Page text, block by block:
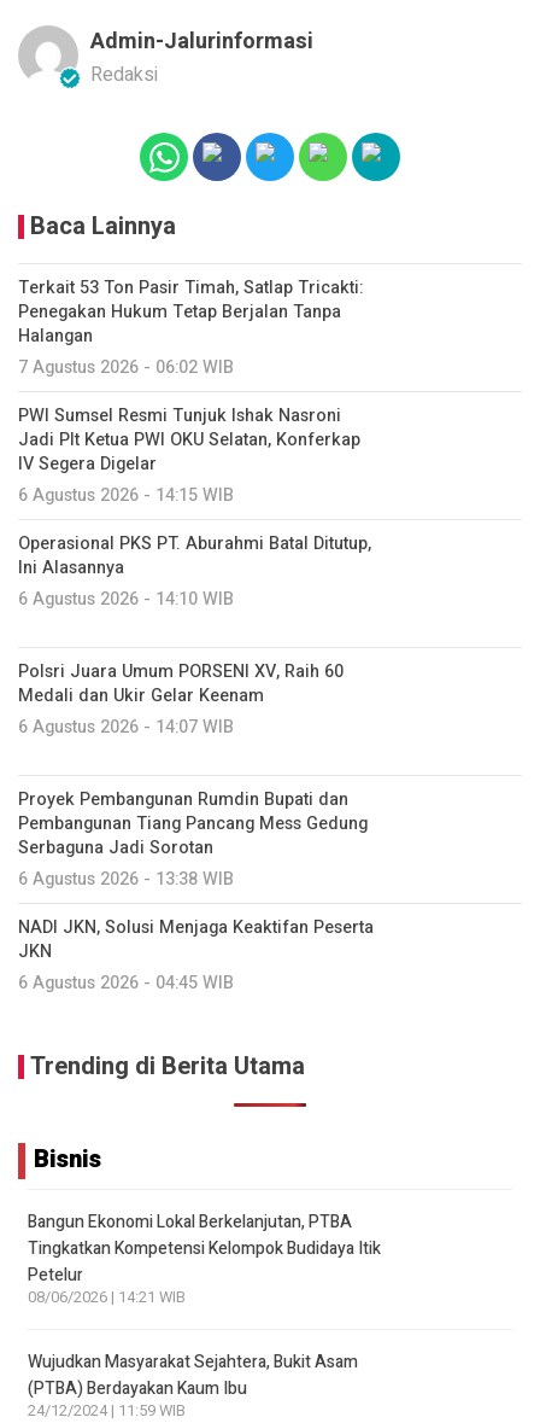
Admin-Jalurinformasi
Redaksi
Baca Lainnya
Terkait 53 Ton Pasir Timah, Satlap Tricakti:
Penegakan Hukum Tetap Berjalan Tanpa
Halangan
7 Agustus 2026 - 06:02 WIB
PWI Sumsel Resmi Tunjuk Ishak Nasroni
Jadi Plt Ketua PWI OKU Selatan, Konferkap
IV Segera Digelar
6 Agustus 2026 - 14:15 WIB
Operasional PKS PT. Aburahmi Batal Ditutup,
Ini Alasannya
6 Agustus 2026 - 14:10 WIB
Polsri Juara Umum PORSENI XV, Raih 60
Medali dan Ukir Gelar Keenam
6 Agustus 2026 - 14:07 WIB
Proyek Pembangunan Rumdin Bupati dan
Pembangunan Tiang Pancang Mess Gedung
Serbaguna Jadi Sorotan
6 Agustus 2026 - 13:38 WIB
NADI JKN, Solusi Menjaga Keaktifan Peserta
JKN
6 Agustus 2026 - 04:45 WIB
Trending di Berita Utama
Bisnis
Bangun Ekonomi Lokal Berkelanjutan, PTBA
Tingkatkan Kompetensi Kelompok Budidaya Itik
Petelur
08/06/2026 | 14:21 WIB
Wujudkan Masyarakat Sejahtera, Bukit Asam
(PTBA) Berdayakan Kaum Ibu
24/12/2024 | 11:59 WIB